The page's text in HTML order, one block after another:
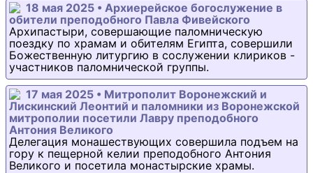
18 мая 2025 • Архиерейское богослужение в
обители преподобного Павла Фивейского
Архипастыри, совершающие паломническую
поездку по храмам и обителям Египта, совершили
Божественную литургию в сослужении клириков -
участников паломнической группы.
17 мая 2025 • Митрополит Воронежский и
Лискинский Леонтий и паломники из Воронежской
митрополии посетили Лавру преподобного
Антония Великого
Делегация монашествующих совершила подъем на
гору к пещерной келии преподобного Антония
Великого и посетила монастырские храмы.